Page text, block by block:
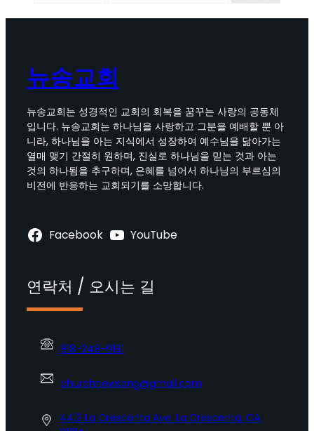
뉴송교회
뉴송교회는 성경적인 교회의 회복을 꿈꾸는 사랑의 공동체
입니다. 뉴송교회는 하나님을 사랑하고 그분을 예배할 뿐 아
니라, 하나님을 아는 지식에서 성장하여 예수님을 닮아가는
열매 맺기 간절히 원하며, 진실로 하나님을 믿는 것과 아는
것의 하나됨을 추구하며, 은혜를 넘어서 하나님의 부르심의
비전에 반응하는 교회되기를 소망합니다.
Facebook YouTube
연락처 / 오시는 길
818-248-9191
churchnewsong@gmail.com
4413 La Crescenta Ave. La Crescenta, CA